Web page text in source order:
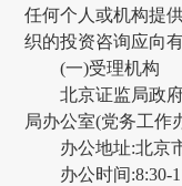
任何个人或机构提
织的投资咨询应向
(一)受理机构
北京证监局政
局办公室(党务工作
办公地址:北京
办公时间:8:30-